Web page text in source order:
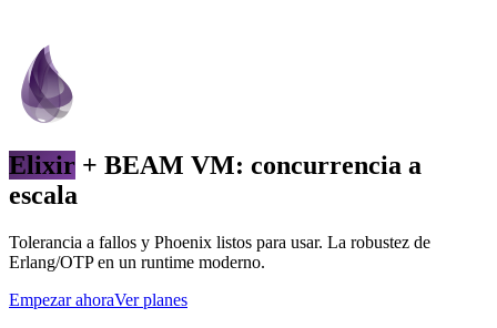
Elixir + BEAM VM: concurrencia a
escala
Tolerancia a fallos y Phoenix listos para usar. La robustez de
Erlang/OTP en un runtime moderno.
Empezar ahoraVer planes